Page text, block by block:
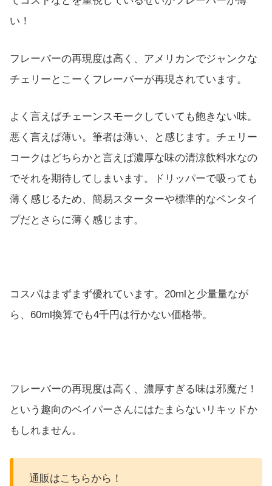
い！
フレーバーの再現度は高く、アメリカンでジャンクな
チェリーとこーくフレーバーが再現されています。
よく言えばチェーンスモークしていても飽きない味。
悪く言えば薄い。筆者は薄い、と感じます。チェリー
コークはどちらかと言えば濃厚な味の清涼飲料水なの
でそれを期待してしまいます。ドリッパーで吸っても
薄く感じるため、簡易スターターや標準的なペンタイ
プだとさらに薄く感じます。
コスパはまずまず優れています。20mlと少量量なが
ら、60ml換算でも4千円は行かない価格帯。
フレーバーの再現度は高く、濃厚すぎる味は邪魔だ！
という趣向のベイパーさんにはたまらないリキッドか
もしれません。
通販はこちらから！